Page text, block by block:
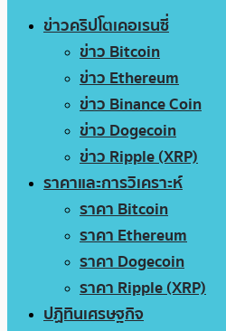
ข่าวคริปโตเคอเรนซี่
ข่าว Bitcoin
ข่าว Ethereum
ข่าว Binance Coin
ข่าว Dogecoin
ข่าว Ripple (XRP)
ราคาและการวิเคราะห์
ราคา Bitcoin
ราคา Ethereum
ราคา Dogecoin
ราคา Ripple (XRP)
ปฏิทินเศรษฐกิจ